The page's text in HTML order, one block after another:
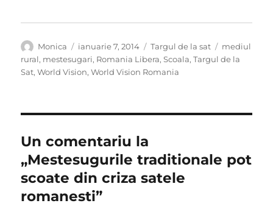
Autor
Monica
Publicat
pe
ianuarie 7, 2014 Categorii
Targul de la sat Etichete
mediul
rural, mestesugari, Romania Libera,Scoala,Targul de la
Sat,World Vision,World Vision Romania
Un comentariu la
„Mestesugurile traditionale pot
scoate din criza satele
romanesti”